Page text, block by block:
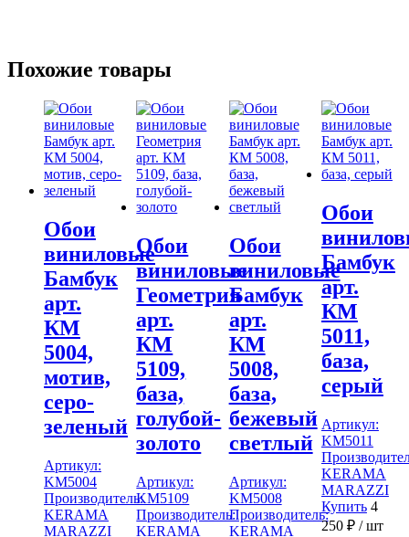
Похожие товары
Обои
виниловые
Бамбук
арт.
КМ
5004,
мотив,
серо-
зеленый
Артикул:
KM5004
Производитель:
KERAMA
MARAZZI
Обои
виниловые
Геометрия
арт.
КМ
5109,
база,
голубой-
золото
Артикул:
KM5109
Производитель:
KERAMA
Обои
виниловые
Бамбук
арт.
КМ
5008,
база,
бежевый
светлый
Артикул:
KM5008
Производитель:
KERAMA
Обои
Бамбук
арт.
КМ
5011,
база,
серый
Артикул:
KM5011
KERAMA
MARAZZI
Купить 4
250 ₽/ шт